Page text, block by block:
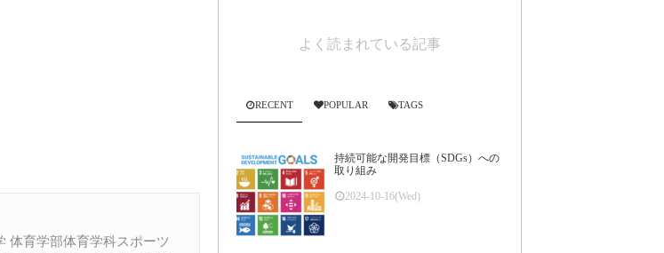
体育学部体育学科スポーツ
よく読まれている記事
RECENT POPULAR TAGS
持続可能な開発目標（SDGs）への
取り組み
2024-10-16(Wed)